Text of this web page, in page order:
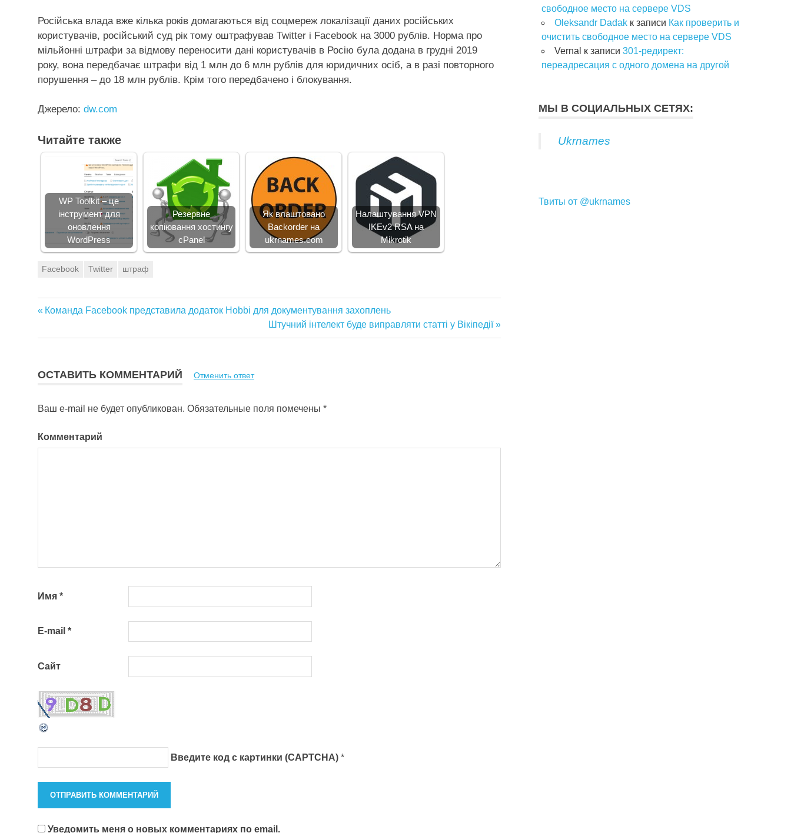
Російська влада вже кілька років домагаються від соцмереж локалізації даних російських
користувачів, російський суд рік тому оштрафував Twitter і Facebook на 3000 рублів. Норма про
мільйонні штрафи за відмову переносити дані користувачів в Росію була додана в грудні 2019
року, вона передбачає штрафи від 1 млн до 6 млн рублів для юридичних осіб, а в разі повторного
порушення – до 18 млн рублів. Крім того передбачено і блокування.
Джерело: dw.com
Читайте также
WP Toolkit – це
інструмент для
оновлення
WordPress
Резервне
копіювання хостингу
cPanel
Як влаштовано
Backorder на
ukrnames.com
Налаштування VPN
IKEv2 RSA на
Mikrotik
Facebook Twitter штраф
записям
Предыдущая
Команда Facebook представила додаток Hobbi для документування захоплень
Следующая
запись:
Штучний інтелект буде виправляти статті у Вікіпедії
ОСТАВИТЬ КОММЕНТАРИЙ Отменить ответ
Ваш e-mail не будет опубликован. Обязательные поля помечены *
Комментарий
Имя *
E-mail *
Сайт
Введите код с картинки (CAPTCHA) *
Уведомить меня о новых комментариях по email.
свободное место на сервере VDS
Oleksandr Dadak к записи Как проверить и
очистить свободное место на сервере VDS
Vernal к записи 301-редирект:
переадресация с одного домена на другой
МЫ В СОЦИАЛЬНЫХ СЕТЯХ:
Ukrnames
Твиты от @ukrnames